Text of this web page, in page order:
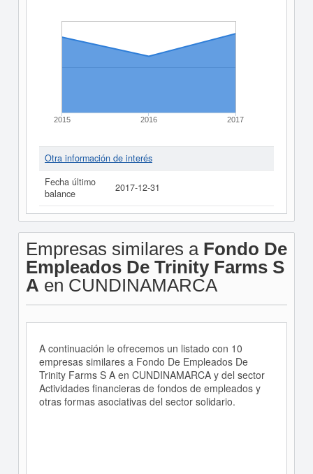
2015 2016 2017
Otra información de interés
Fecha último
balance
2017-12-31
Empresas similares a Fondo De
Empleados De Trinity Farms S
A en CUNDINAMARCA
A continuación le ofrecemos un listado con 10
empresas similares a Fondo De Empleados De
Trinity Farms S A en CUNDINAMARCA y del sector
Actividades financieras de fondos de empleados y
otras formas asociativas del sector solidario.